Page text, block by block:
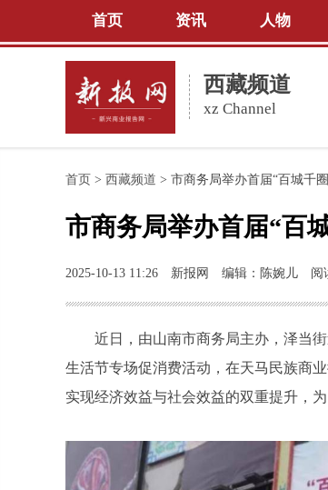
首页 资讯 人物
西藏频道
xz Channel
首页 > 西藏频道 > 市商务局举办首届“百城千
市商务局举办首届“百
2025-10-13 11:26 新报网 编辑：陈婉儿 阅
近日，由山南市商务局主办，泽当
生活节专场促消费活动，在天马民族商
实现经济效益与社会效益的双重提升，